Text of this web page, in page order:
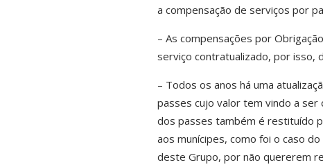
a compensação de serviços por
– As compensações por
serviço contratualizado, por isso,
– Todos os anos há uma
passes cujo valor tem vindo a
dos passes também é restituído
aos munícipes, como foi o caso
deste Grupo, por não quererem